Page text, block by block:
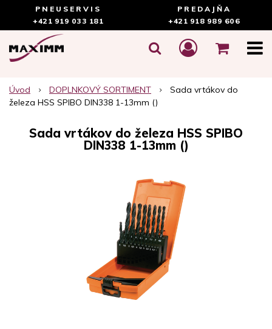
PNEUSERVIS
+421 919 033 181
PREDAJŇA
+421 918 989 606
Úvod DOPLNKOVÝ SORTIMENT
Sada vrtákov do
železa HSS SPIBO DIN338 1-13mm ()
Sada vrtákov do železa HSS SPIBO
DIN338 1-13mm ()